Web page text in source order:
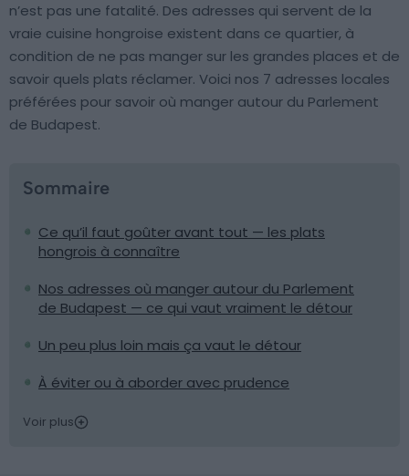
n’est pas une fatalité. Des adresses qui servent de la
vraie cuisine hongroise existent dans ce quartier, à
condition de ne pas manger sur les grandes places et de
savoir quels plats réclamer. Voici nos 7 adresses locales
préférées pour savoir où manger autour du Parlement
de Budapest.
Sommaire
Ce qu’il faut goûter avant tout — les plats
hongrois à connaître
Nos adresses où manger autour du Parlement
de Budapest — ce qui vaut vraiment le détour
Un peu plus loin mais ça vaut le détour
À éviter ou à aborder avec prudence
Voir plus